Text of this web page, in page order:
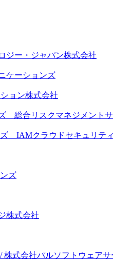
ジー・ジャパン株式会社
ケーションズ
ョン株式会社
総合リスクマネジメントサ
IAMクラウドセキュリティ
ズ
株式会社
株式会社パルソフトウェアサ